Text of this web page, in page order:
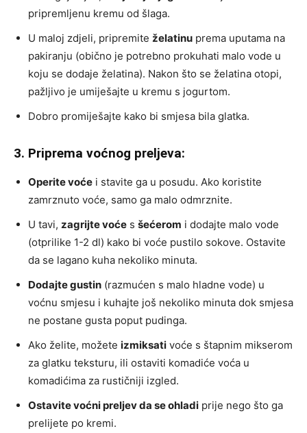
pripremljenu kremu od šlaga.
U maloj zdjeli, pripremite želatinu prema uputama na
pakiranju (obično je potrebno prokuhati malo vode u
koju se dodaje želatina). Nakon što se želatina otopi,
pažljivo je umiješajte u kremu s jogurtom.
Dobro promiješajte kako bi smjesa bila glatka.
3. Priprema voćnog preljeva:
Operite voće i stavite ga u posudu. Ako koristite
zamrznuto voće, samo ga malo odmrznite.
U tavi, zagrijte voće s šećerom i dodajte malo vode
(otprilike 1-2 dl) kako bi voće pustilo sokove. Ostavite
da se lagano kuha nekoliko minuta.
Dodajte gustin (razmućen s malo hladne vode) u
voćnu smjesu i kuhajte još nekoliko minuta dok smjesa
ne postane gusta poput pudinga.
Ako želite, možete izmiksati voće s štapnim mikserom
za glatku teksturu, ili ostaviti komadiće voća u
komadićima za rustičniji izgled.
Ostavite voćni preljev da se ohladi prije nego što ga
prelijete po kremi.